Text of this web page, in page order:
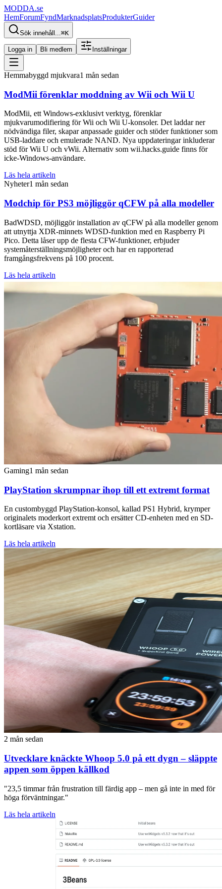
MODDA.se
HemForumFyndMarknadsplatsProdukterGuider
Sök innehåll...⌘K
Logga in Bli medlem Inställningar
Hemmabyggd mjukvara1 mån sedan
ModMii förenklar moddning av Wii och Wii U
ModMii, ett Windows-exklusivt verktyg, förenklar
mjukvarumodifiering för Wii och Wii U-konsoler. Det laddar ner
nödvändiga filer, skapar anpassade guider och stöder funktioner som
USB-laddare och emulerade NAND. Nya uppdateringar inkluderar
stöd för Wii U och vWii. Alternativ som wii.hacks.guide finns för
icke-Windows-användare.
Läs hela artikeln
Nyheter1 mån sedan
Modchip för PS3 möjliggör qCFW på alla modeller
BadWDSD, möjliggör installation av qCFW på alla modeller genom
att utnyttja XDR-minnets WDSD-funktion med en Raspberry Pi
Pico. Detta låser upp de flesta CFW-funktioner, erbjuder
systemåterställningsmöjligheter och har en rapporterad
framgångsfrekvens på 100 procent.
Läs hela artikeln
Gaming1 mån sedan
PlayStation skrumpnar ihop till ett extremt format
En custombyggd PlayStation-konsol, kallad PS1 Hybrid, krymper
originalets moderkort extremt och ersätter CD-enheten med en SD-
kortläsare via Xstation.
Läs hela artikeln
2 mån sedan
Utvecklare knäckte Whoop 5.0 på ett dygn – släppte
appen som öppen källkod
"23,5 timmar från frustration till färdig app – men gå inte in med för
höga förväntningar."
Läs hela artikeln